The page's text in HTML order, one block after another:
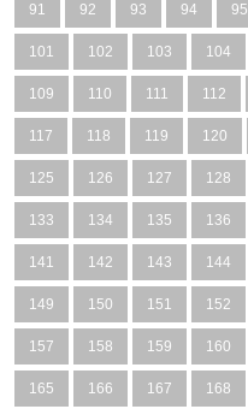
91 92 93 94 95
101 102 103 104
109 110 111 112
117 118 119 120
125 126 127 128
133 134 135 136
141 142 143 144
149 150 151 152
157 158 159 160
165 166 167 168